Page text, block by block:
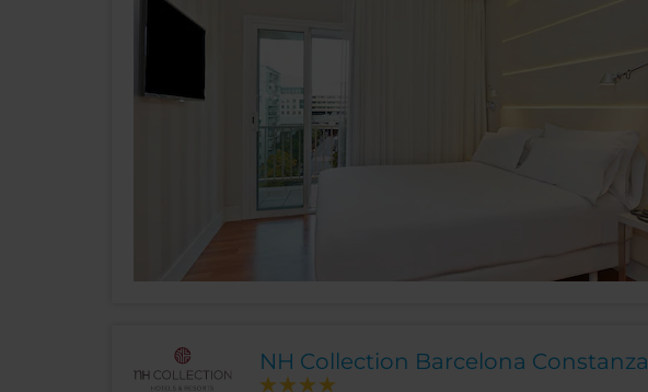
NH Collection Barcelona Constanza